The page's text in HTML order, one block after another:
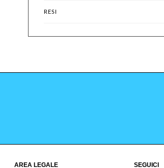
RESI
AREA LEGALE SEGUICI